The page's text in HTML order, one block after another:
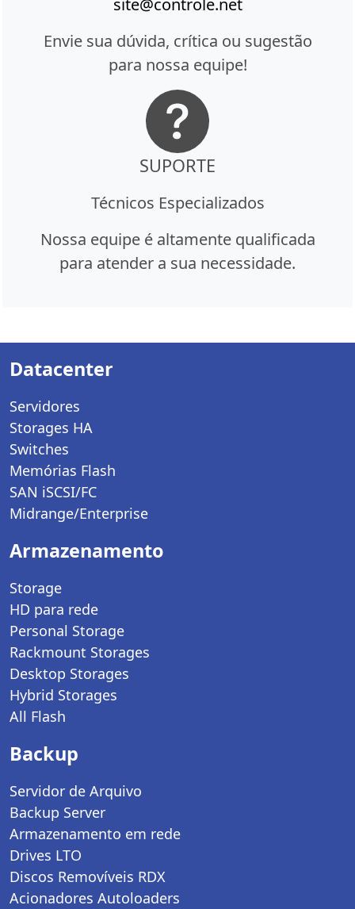
site@controle.net
Envie sua dúvida, crítica ou sugestão
para nossa equipe!
SUPORTE
Técnicos Especializados
Nossa equipe é altamente qualificada
para atender a sua necessidade.
Datacenter
Servidores
Storages HA
Switches
Memórias Flash
SAN iSCSI/FC
Midrange/Enterprise
Armazenamento
Storage
HD para rede
Personal Storage
Rackmount Storages
Desktop Storages
Hybrid Storages
All Flash
Backup
Servidor de Arquivo
Backup Server
Armazenamento em rede
Drives LTO
Discos Removíveis RDX
Acionadores Autoloaders